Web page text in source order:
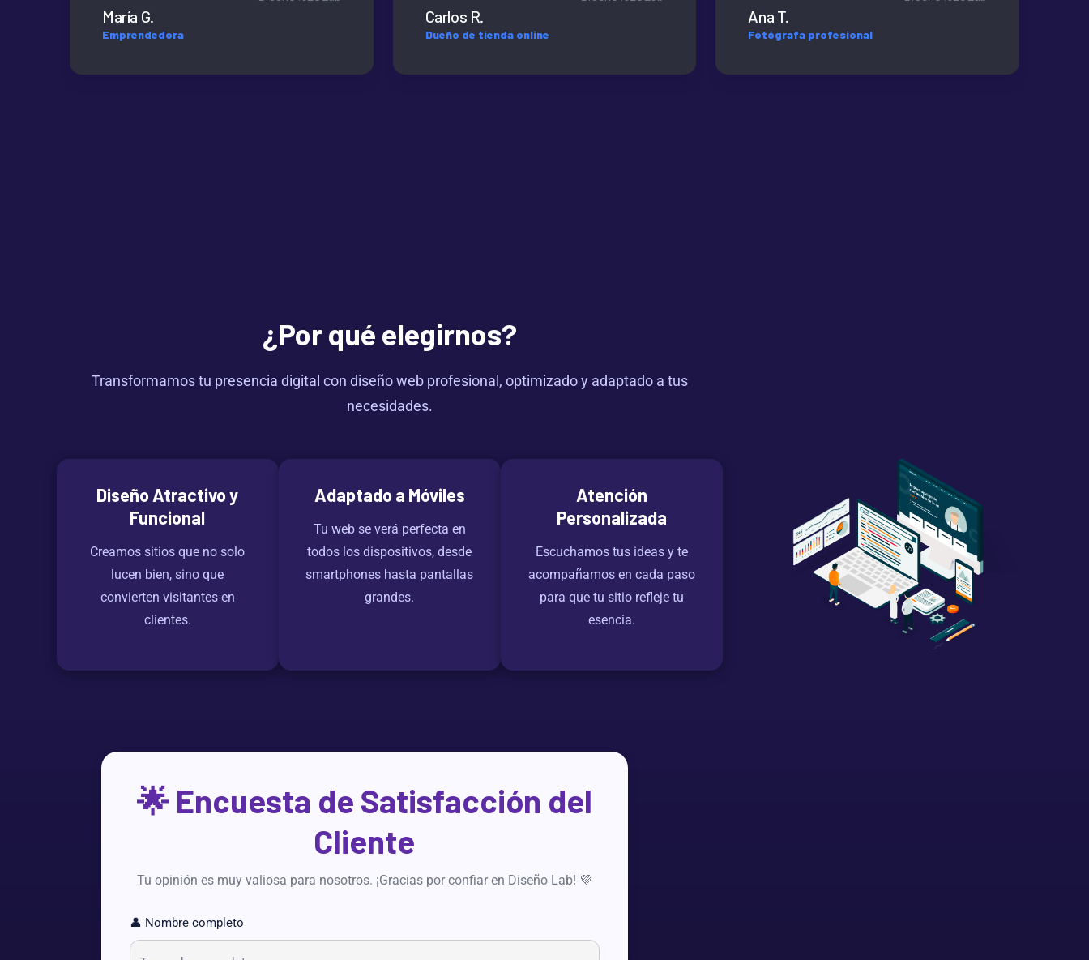
María G.
Emprendedora
Carlos R.
Dueño de tienda online
Ana T.
Fotógrafa profesional
¿Por qué elegirnos?
Transformamos tu presencia digital con diseño web profesional, optimizado y adaptado a tus
necesidades.
Diseño Atractivo y
Funcional
Creamos sitios que no solo
lucen bien, sino que
convierten visitantes en
clientes.
Adaptado a Móviles
Tu web se verá perfecta en
todos los dispositivos, desde
smartphones hasta pantallas
grandes.
Atención
Personalizada
Escuchamos tus ideas y te
acompañamos en cada paso
para que tu sitio refleje tu
esencia.
🌟 Encuesta de Satisfacción del
Cliente
Tu opinión es muy valiosa para nosotros. ¡Gracias por confiar en Diseño Lab! 💜
👤 Nombre completo